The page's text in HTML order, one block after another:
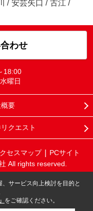
/ 安芸矢口 / 古江 /
わせ
18:00
曜日
要
クエスト
セスマップ
PCサイト
All rights reserved.
サービス向上検討を目的と
をご確認ください。